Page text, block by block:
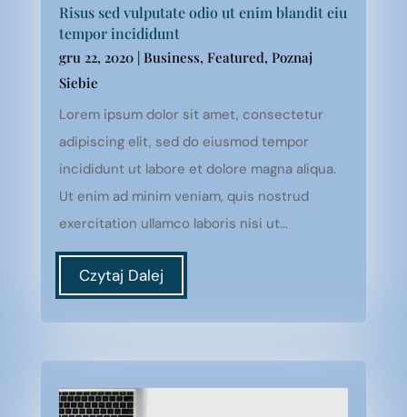
Risus sed vulputate odio ut enim blandit eiu
tempor incididunt
gru 22, 2020| Business, Featured, Poznaj
Siebie
Lorem ipsum dolor sit amet, consectetur
adipiscing elit, sed do eiusmod tempor
incididunt ut labore et dolore magna aliqua.
Ut enim ad minim veniam, quis nostrud
exercitation ullamco laboris nisi ut...
Czytaj Dalej